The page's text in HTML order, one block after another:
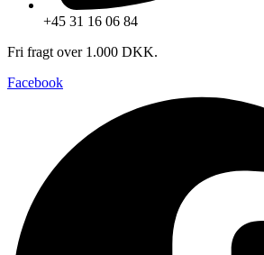
+45 31 16 06 84
Fri fragt over 1.000 DKK.
Facebook